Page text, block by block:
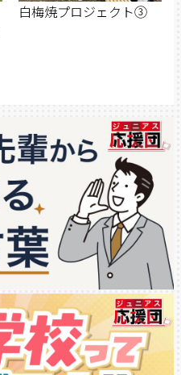
白梅焼プロジェクト③